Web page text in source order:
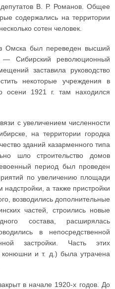
В. Р. Романов. Общее
содержались на территории
сотен человек.
Омска был переведен высший
— Сибирский революционный
заставила руководство
некоторые учреждения в
осени 1921 г. там находился
с увеличением численности
на территории городка
зданий казарменного типа
шло строительство домов
период был проведен
по увеличению площади
а также пристройки
возводились дополнительные
частей, строились новые
состава, расширялась
в непосредственной
застройки. Часть этих
и т. д.) была утрачена
в начале 1920-х годов. До